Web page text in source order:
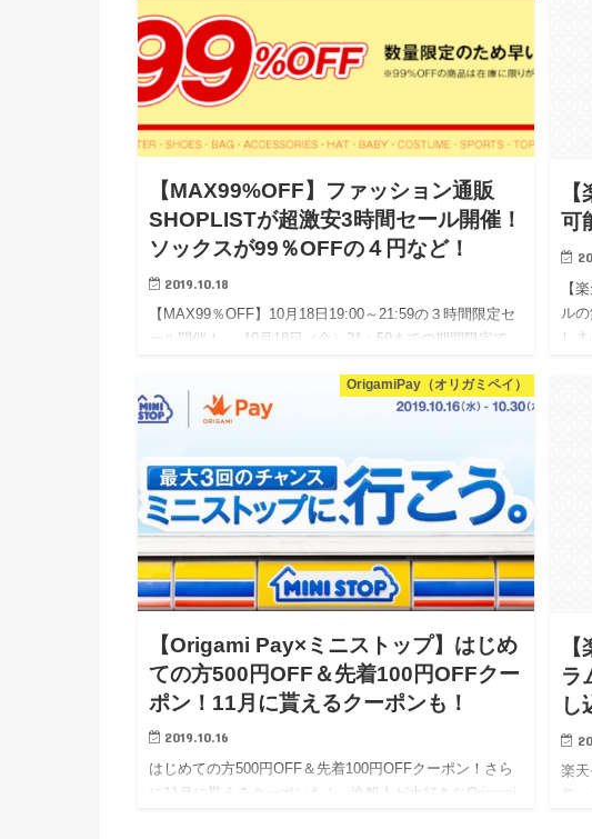
【MAX99%OFF】ファッション通販
SHOPLISTが超激安3時間セール開催！
ソックスが99％OFFの４円など！
2019.10.18
【MAX99％OFF】10月18日19:00～21:59の３時間限定セ
ール開催！ 10月18日（金）21：59までの期間限定で
可
【
ル
し
OrigamiPay（オリガミペイ）
【Origami Pay×ミニストップ】はじめ
ての方500円OFF＆先着100円OFFクー
ポン！11月に貰えるクーポンも！
2019.10.16
はじめての方500円OFF＆先着100円OFFクーポン！さら
に11月に貰えるクーポンも！ 逸般人が大好きなOrigami
ラ
し
楽